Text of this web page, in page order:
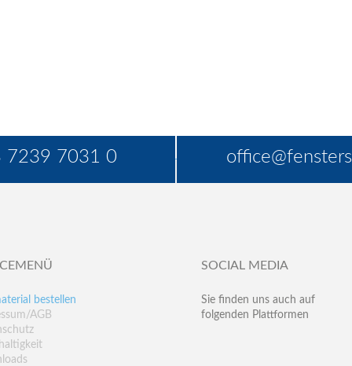
7239 7031 0
bestellen
AGB
SOCIAL MEDIA
Sie finden uns auch auf
folgenden Plattformen